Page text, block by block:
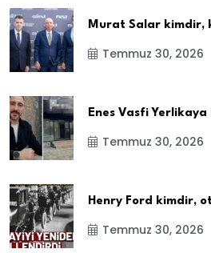
Murat Salar kimdir,
Temmuz 30, 2026
Enes Vasfi
Temmuz 30, 2026
Henry Ford kimdir,
Temmuz 30, 2026